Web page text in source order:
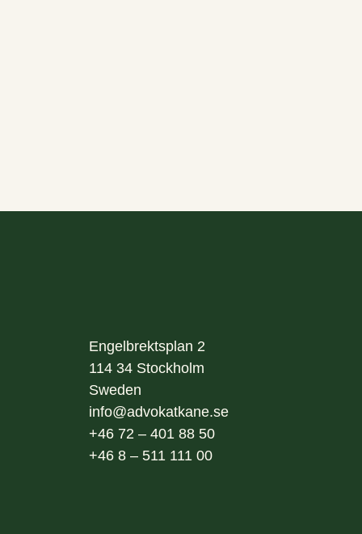
Engelbrektsplan 2
114 34 Stockholm
Sweden
info@advokatkane.se
+46 72 – 401 88 50
+46 8 – 511 111 00